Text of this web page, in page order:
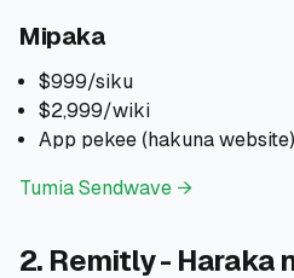
Mipaka
$999/siku
$2,999/wiki
App pekee (hakuna website)
Tumia Sendwave →
2. Remitly - Haraka